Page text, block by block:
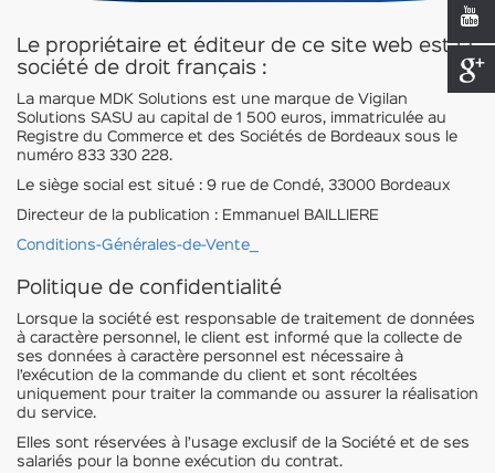
Le propriétaire et éditeur de ce site web est la
société de droit français :
La marque MDK Solutions est une marque de Vigilan
Solutions SASU au capital de 1 500 euros, immatriculée au
Registre du Commerce et des Sociétés de Bordeaux sous le
numéro 833 330 228.
Le siège social est situé : 9 rue de Condé, 33000 Bordeaux
Directeur de la publication : Emmanuel BAILLIERE
Conditions-Générales-de-Vente_
Politique de confidentialité
Lorsque la société est responsable de traitement de données
à caractère personnel, le client est informé que la collecte de
ses données à caractère personnel est nécessaire à
l’exécution de la commande du client et sont récoltées
uniquement pour traiter la commande ou assurer la réalisation
du service.
Elles sont réservées à l’usage exclusif de la Société et de ses
salariés pour la bonne exécution du contrat.